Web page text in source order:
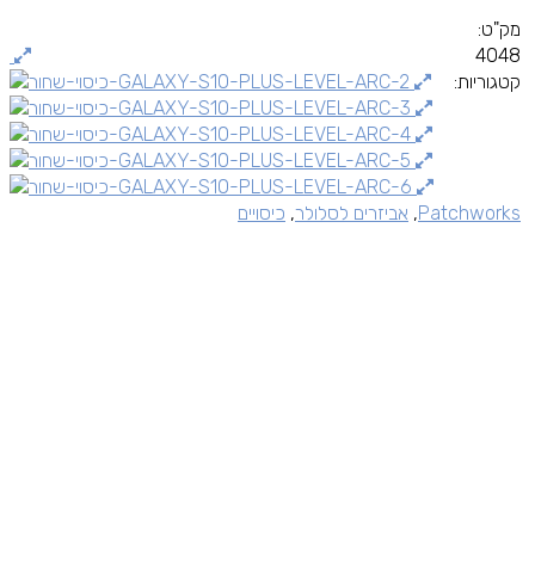
מק"ט:
4048
קטגוריות:
Patchworks
, אביזרים לסלולר, כיסויים